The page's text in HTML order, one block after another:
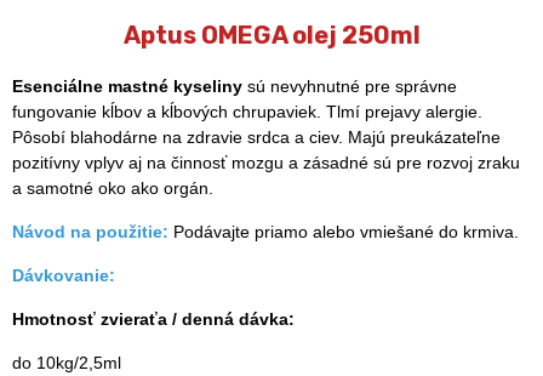
Aptus OMEGA olej 250ml
Esenciálne mastné kyseliny sú nevyhnutné pre správne
fungovanie kĺbov a kĺbových chrupaviek. Tlmí prejavy alergie.
Pôsobí blahodárne na zdravie srdca a ciev. Majú preukázateľne
pozitívny vplyv aj na činnosť mozgu a zásadné sú pre rozvoj zraku
a samotné oko ako orgán.
Návod na použitie: Podávajte priamo alebo vmiešané do krmiva.
Dávkovanie:
Hmotnosť zvieraťa / denná dávka:
do 10kg/2,5ml